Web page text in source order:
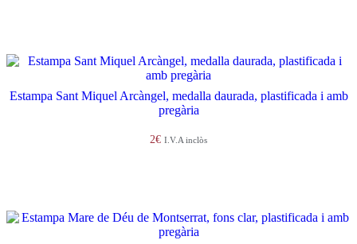
Estampa Sant Miquel Arcàngel, medalla daurada, plastificada i amb
pregària
2€ I.V.A inclòs